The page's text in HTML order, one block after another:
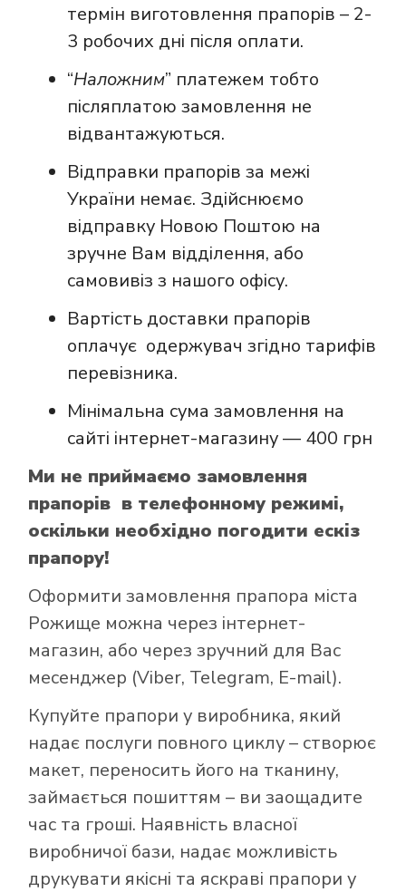
термін виготовлення прапорів – 2-
3 робочих дні після оплати.
“Наложним” платежем тобто
післяплатою замовлення не
відвантажуються.
Відправки прапорів за межі
України немає. Здійснюємо
відправку Новою Поштою на
зручне Вам відділення, або
самовивіз з нашого офісу.
Вартість доставки прапорів
оплачує одержувач згідно тарифів
перевізника.
Мінімальна сума замовлення на
сайті інтернет-магазину — 400 грн
Ми не приймаємо замовлення
прапорів в телефонному режимі,
оскільки необхідно погодити ескіз
прапору!
Оформити замовлення прапора міста
Рожище можна через інтернет-
магазин, або через зручний для Вас
месенджер (Viber, Telegram, E-mail).
Купуйте прапори у виробника, який
надає послуги повного циклу – створює
макет, переносить його на тканину,
займається пошиттям – ви заощадите
час та гроші. Наявність власної
виробничої бази, надає можливість
друкувати якісні та яскраві прапори у